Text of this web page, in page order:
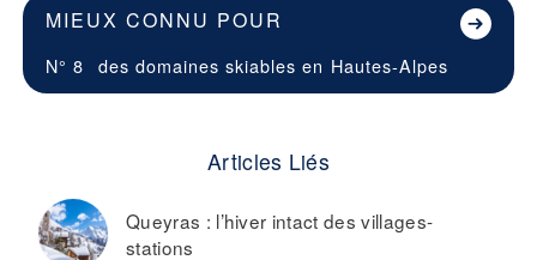
MIEUX CONNU POUR
N° 8 des domaines skiables en Hautes-Alpes
Articles Liés
Queyras : l’hiver intact des villages-
stations